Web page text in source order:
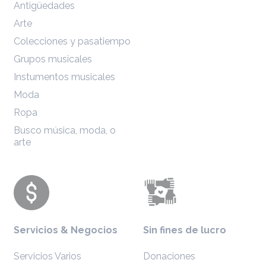
Antigüedades
Arte
Colecciones y pasatiempo
Grupos musicales
Instumentos musicales
Moda
Ropa
Busco música, moda, o
arte
Servicios & Negocios
Servicios Varios
Sin fines de lucro
Donaciones